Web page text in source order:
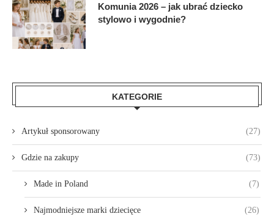
Komunia 2026 – jak ubrać dziecko
stylowo i wygodnie?
KATEGORIE
Artykuł sponsorowany (27)
Gdzie na zakupy (73)
Made in Poland (7)
Najmodniejsze marki dziecięce (26)